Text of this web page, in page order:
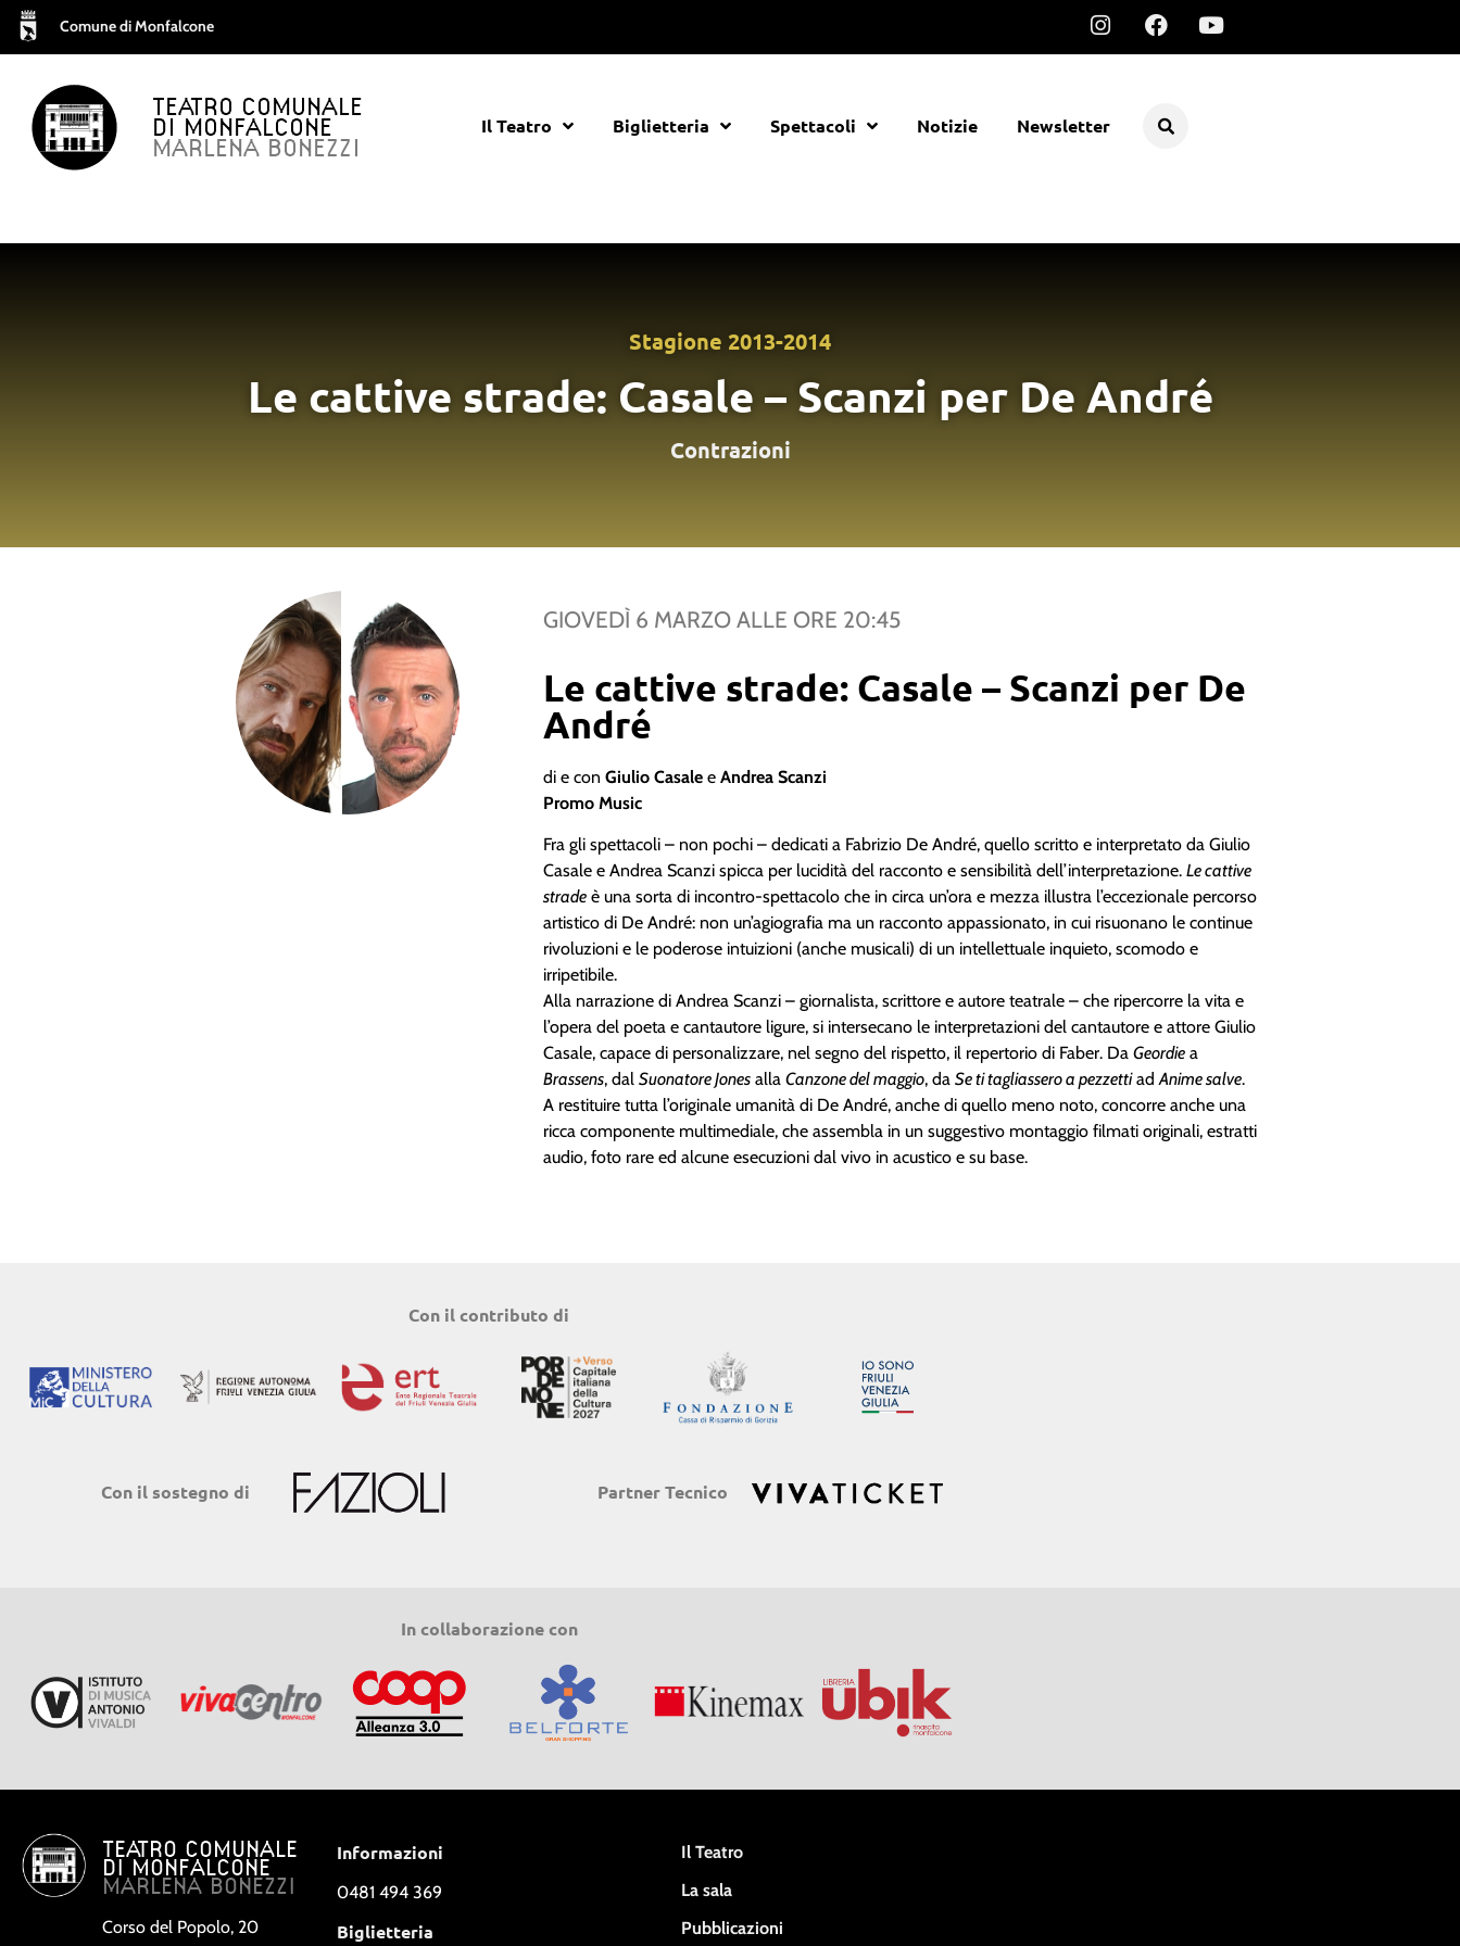
Comune di Monfalcone
TEATRO COMUNALE
DI MONFALCONE
MARLENA BONEZZI
Il Teatro Biglietteria Spettacoli Notizie Newsletter
Stagione 2013-2014
Le cattive strade: Casale – Scanzi per De André
Contrazioni
GIOVEDÌ 6 MARZO ALLE ORE 20:45
Le cattive strade: Casale – Scanzi per De
André
di e conGiulio Casale eAndrea Scanzi
Promo Music
Fra gli spettacoli – non pochi – dedicati a Fabrizio De André, quello scritto e interpretato da Giulio
Casale e Andrea Scanzi spicca per lucidità del racconto e sensibilità dell’interpretazione.Le cattive
strade è una sorta di incontro-spettacolo che in circa un’ora e mezza illustra l’eccezionale percorso
artistico di De André: non un’agiografia ma un racconto appassionato, in cui risuonano le continue
rivoluzioni e le poderose intuizioni (anche musicali) di un intellettuale inquieto, scomodo e
irripetibile.
Alla narrazione di Andrea Scanzi – giornalista, scrittore e autore teatrale – che ripercorre la vita e
l’opera del poeta e cantautore ligure, si intersecano le interpretazioni del cantautore e attore Giulio
Casale, capace di personalizzare, nel segno del rispetto, il repertorio di Faber. DaGeordie a
Brassens, dalSuonatore Jones allaCanzone del maggio, daSe ti tagliassero a pezzettiadAnime salve.
A restituire tutta l’originale umanità di De André, anche di quello meno noto, concorre anche una
ricca componente multimediale, che assembla in un suggestivo montaggio filmati originali, estratti
audio, foto rare ed alcune esecuzioni dal vivo in acustico e su base.
Con il contributo di
Con il sostegno di Partner Tecnico
In collaborazione con
TEATRO COMUNALE
DI MONFALCONE
MARLENA BONEZZI
Corso del Popolo, 20
Informazioni
0481 494 369
Biglietteria
Il Teatro
La sala
Pubblicazioni